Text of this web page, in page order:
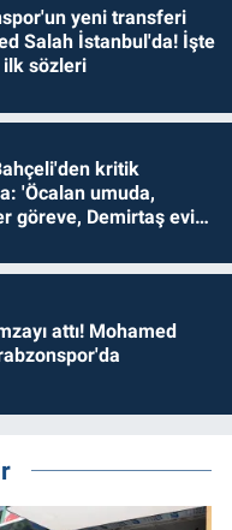
yeni transferi
Salah İstanbul'da! İşte
ilk sözleri
kritik
'Öcalan umuda,
göreve, Demirtaş evine
attı! Mohamed